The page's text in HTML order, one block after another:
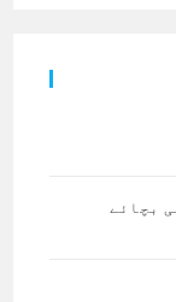
بچائے